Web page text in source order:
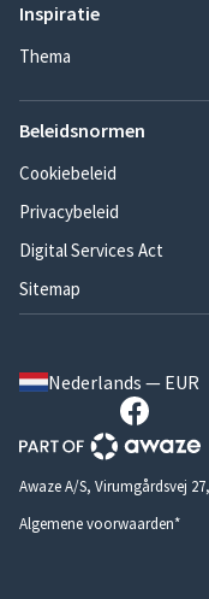
Inspiratie
Thema
Beleidsnormen
Cookiebeleid
Privacybeleid
Digital Services Act
Sitemap
Nederlands — EUR
Awaze A/S, Virumgårdsvej
Algemene voorwaarden*